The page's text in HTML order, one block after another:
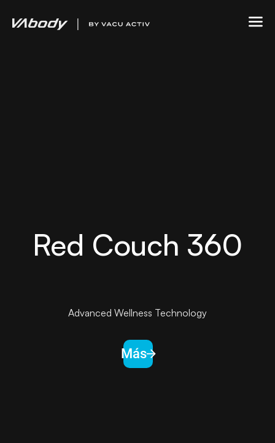
Red Couch 360
Advanced Wellness Technology
Más